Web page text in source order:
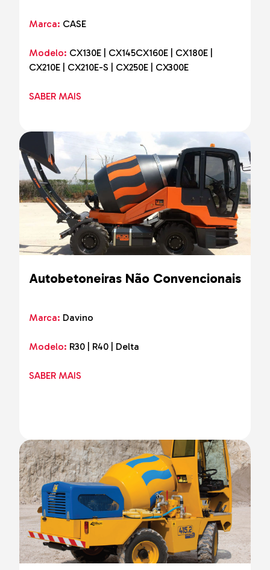
Marca: CASE
Modelo: CX130E | CX145CX160E | CX180E |
CX210E | CX210E-S | CX250E | CX300E
SABER MAIS
Autobetoneiras Não Convencionais
Marca: Davino
Modelo: R30 | R40 | Delta
SABER MAIS